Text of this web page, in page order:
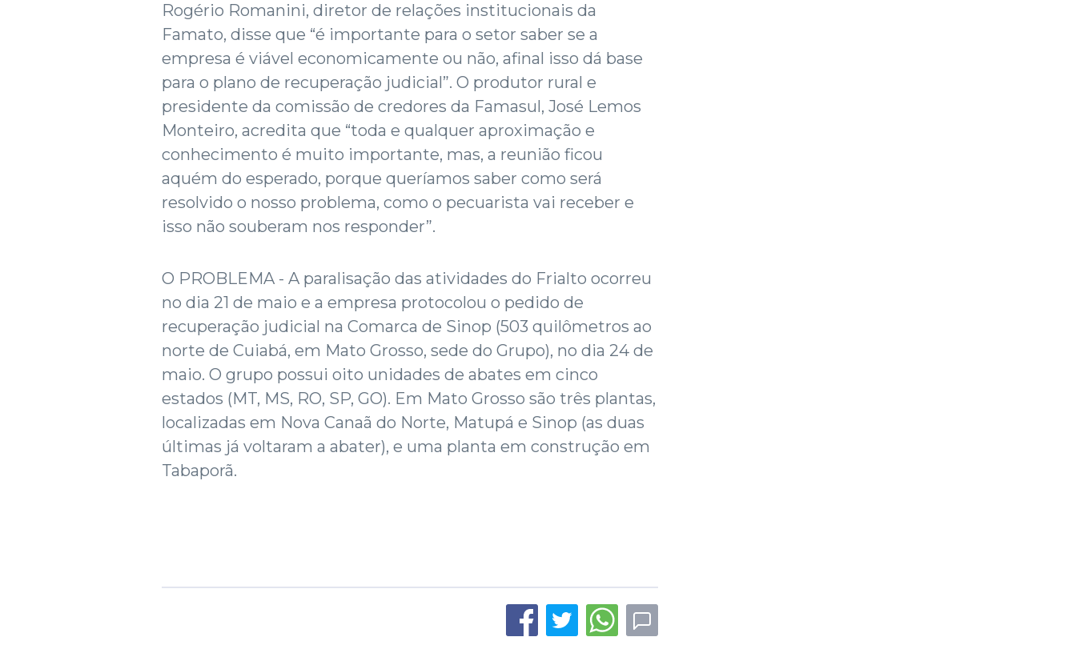
Rogério Romanini, diretor de relações institucionais da
Famato, disse que “é importante para o setor saber se a
empresa é viável economicamente ou não, afinal isso dá base
para o plano de recuperação judicial”. O produtor rural e
presidente da comissão de credores da Famasul, José Lemos
Monteiro, acredita que “toda e qualquer aproximação e
conhecimento é muito importante, mas, a reunião ficou
aquém do esperado, porque queríamos saber como será
resolvido o nosso problema, como o pecuarista vai receber e
isso não souberam nos responder”.
O PROBLEMA - A paralisação das atividades do Frialto ocorreu
no dia 21 de maio e a empresa protocolou o pedido de
recuperação judicial na Comarca de Sinop (503 quilômetros ao
norte de Cuiabá, em Mato Grosso, sede do Grupo), no dia 24 de
maio. O grupo possui oito unidades de abates em cinco
estados (MT, MS, RO, SP, GO). Em Mato Grosso são três plantas,
localizadas em Nova Canaã do Norte, Matupá e Sinop (as duas
últimas já voltaram a abater), e uma planta em construção em
Tabaporã.